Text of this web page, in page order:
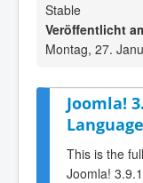
Stable
Veröffentlicht
Montag, 27.
Joomla!
This is the
Joomla!